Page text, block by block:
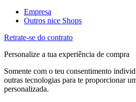
Empresa
Outros nice Shops
Retrate-se do contrato
Personalize a tua experiência de compra
Somente com o teu consentimento
outras tecnologias para te proporcionar
personalizada.